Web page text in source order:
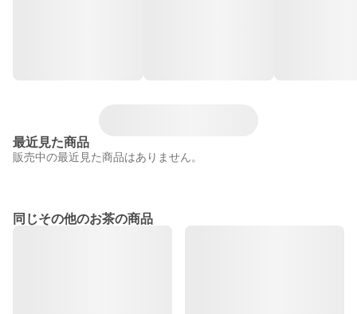
最近見た商品
販売中の最近見た商品はありません。
同じその他のお茶の商品